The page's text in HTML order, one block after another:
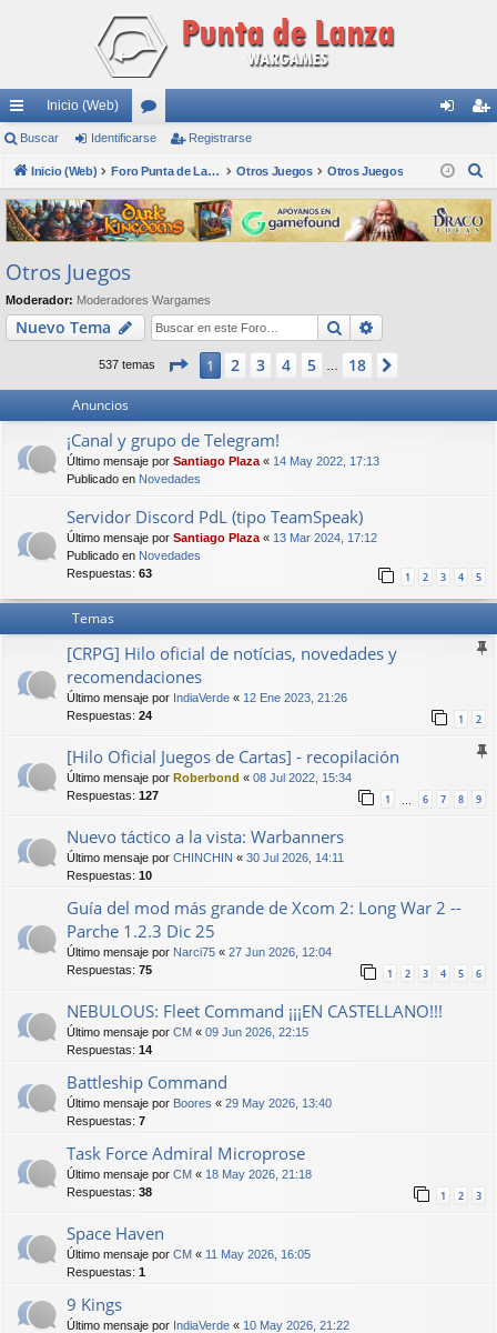
nl
ac
es
rá
pi
do
s
Inicio (Web)
or
os nti
fic
ar
ist
ra
rs
Buscar Identificarse Registrarse
Inicio (Web) Foro Punta de Lanza Wargames Otros Juegos Otros Juegos
s
c
Otros Juegos
Moderador: Moderadores Wargames
Nuevo Tema Buscar
537 temas Página de 18
1 2 3 4 5 18
Anuncios
¡Canal y grupo de Telegram!
Último mensaje por Santiago Plaza « 14 May 2022, 17:13
Publicado en Novedades
Servidor Discord PdL (tipo TeamSpeak)
Último mensaje por Santiago Plaza « 13 Mar 2024, 17:12
Publicado en Novedades
Respuestas: 63 1 2 3 4 5
Temas
[CRPG] Hilo oficial de notícias, novedades y
recomendaciones
Último mensaje por IndiaVerde « 12 Ene 2023, 21:26
Respuestas: 24 1 2
[Hilo Oficial Juegos de Cartas] - recopilación
Último mensaje por Roberbond « 08 Jul 2022, 15:34
Respuestas: 127 1 6 7 8 9
Nuevo táctico a la vista: Warbanners
Último mensaje por CHINCHIN « 30 Jul 2026, 14:11
Respuestas: 10
Guía del mod más grande de Xcom 2: Long War 2 --
Parche 1.2.3 Dic 25
Último mensaje por Narci75 « 27 Jun 2026, 12:04
Respuestas: 75 1 2 3 4 5 6
NEBULOUS: Fleet Command ¡¡¡EN CASTELLANO!!!
Último mensaje por CM « 09 Jun 2026, 22:15
Respuestas: 14
Battleship Command
Último mensaje por Boores « 29 May 2026, 13:40
Respuestas: 7
Task Force Admiral Microprose
Último mensaje por CM « 18 May 2026, 21:18
Respuestas: 38 1 2 3
Space Haven
Último mensaje por CM « 11 May 2026, 16:05
Respuestas: 1
9 Kings
Último mensaje por IndiaVerde « 10 May 2026, 21:22